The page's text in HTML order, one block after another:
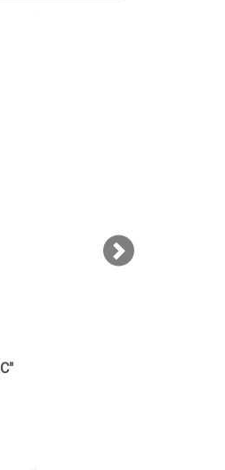
Next